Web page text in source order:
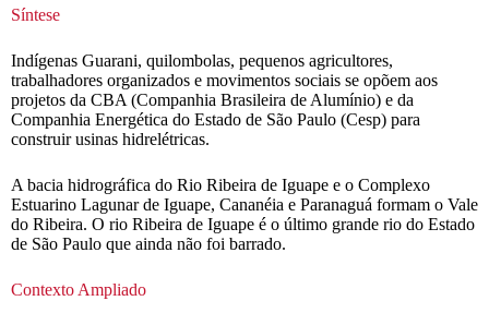
Síntese
Indígenas Guarani, quilombolas, pequenos agricultores,
trabalhadores organizados e movimentos sociais se opõem aos
projetos da CBA (Companhia Brasileira de Alumínio) e da
Companhia Energética do Estado de São Paulo (Cesp) para
construir usinas hidrelétricas.
A bacia hidrográfica do Rio Ribeira de Iguape e o Complexo
Estuarino Lagunar de Iguape, Cananéia e Paranaguá formam o Vale
do Ribeira. O rio Ribeira de Iguape é o último grande rio do Estado
de São Paulo que ainda não foi barrado.
Contexto Ampliado